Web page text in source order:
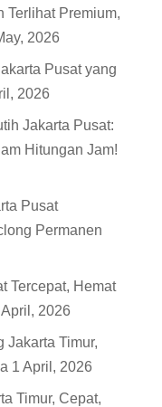
Terlihat Premium,
2026
Pusat yang
2026
Jakarta Pusat:
Hitungan Jam!
Pusat
Permanen
Tercepat, Hemat
2026
Jakarta Timur,
1 April, 2026
Timur, Cepat,